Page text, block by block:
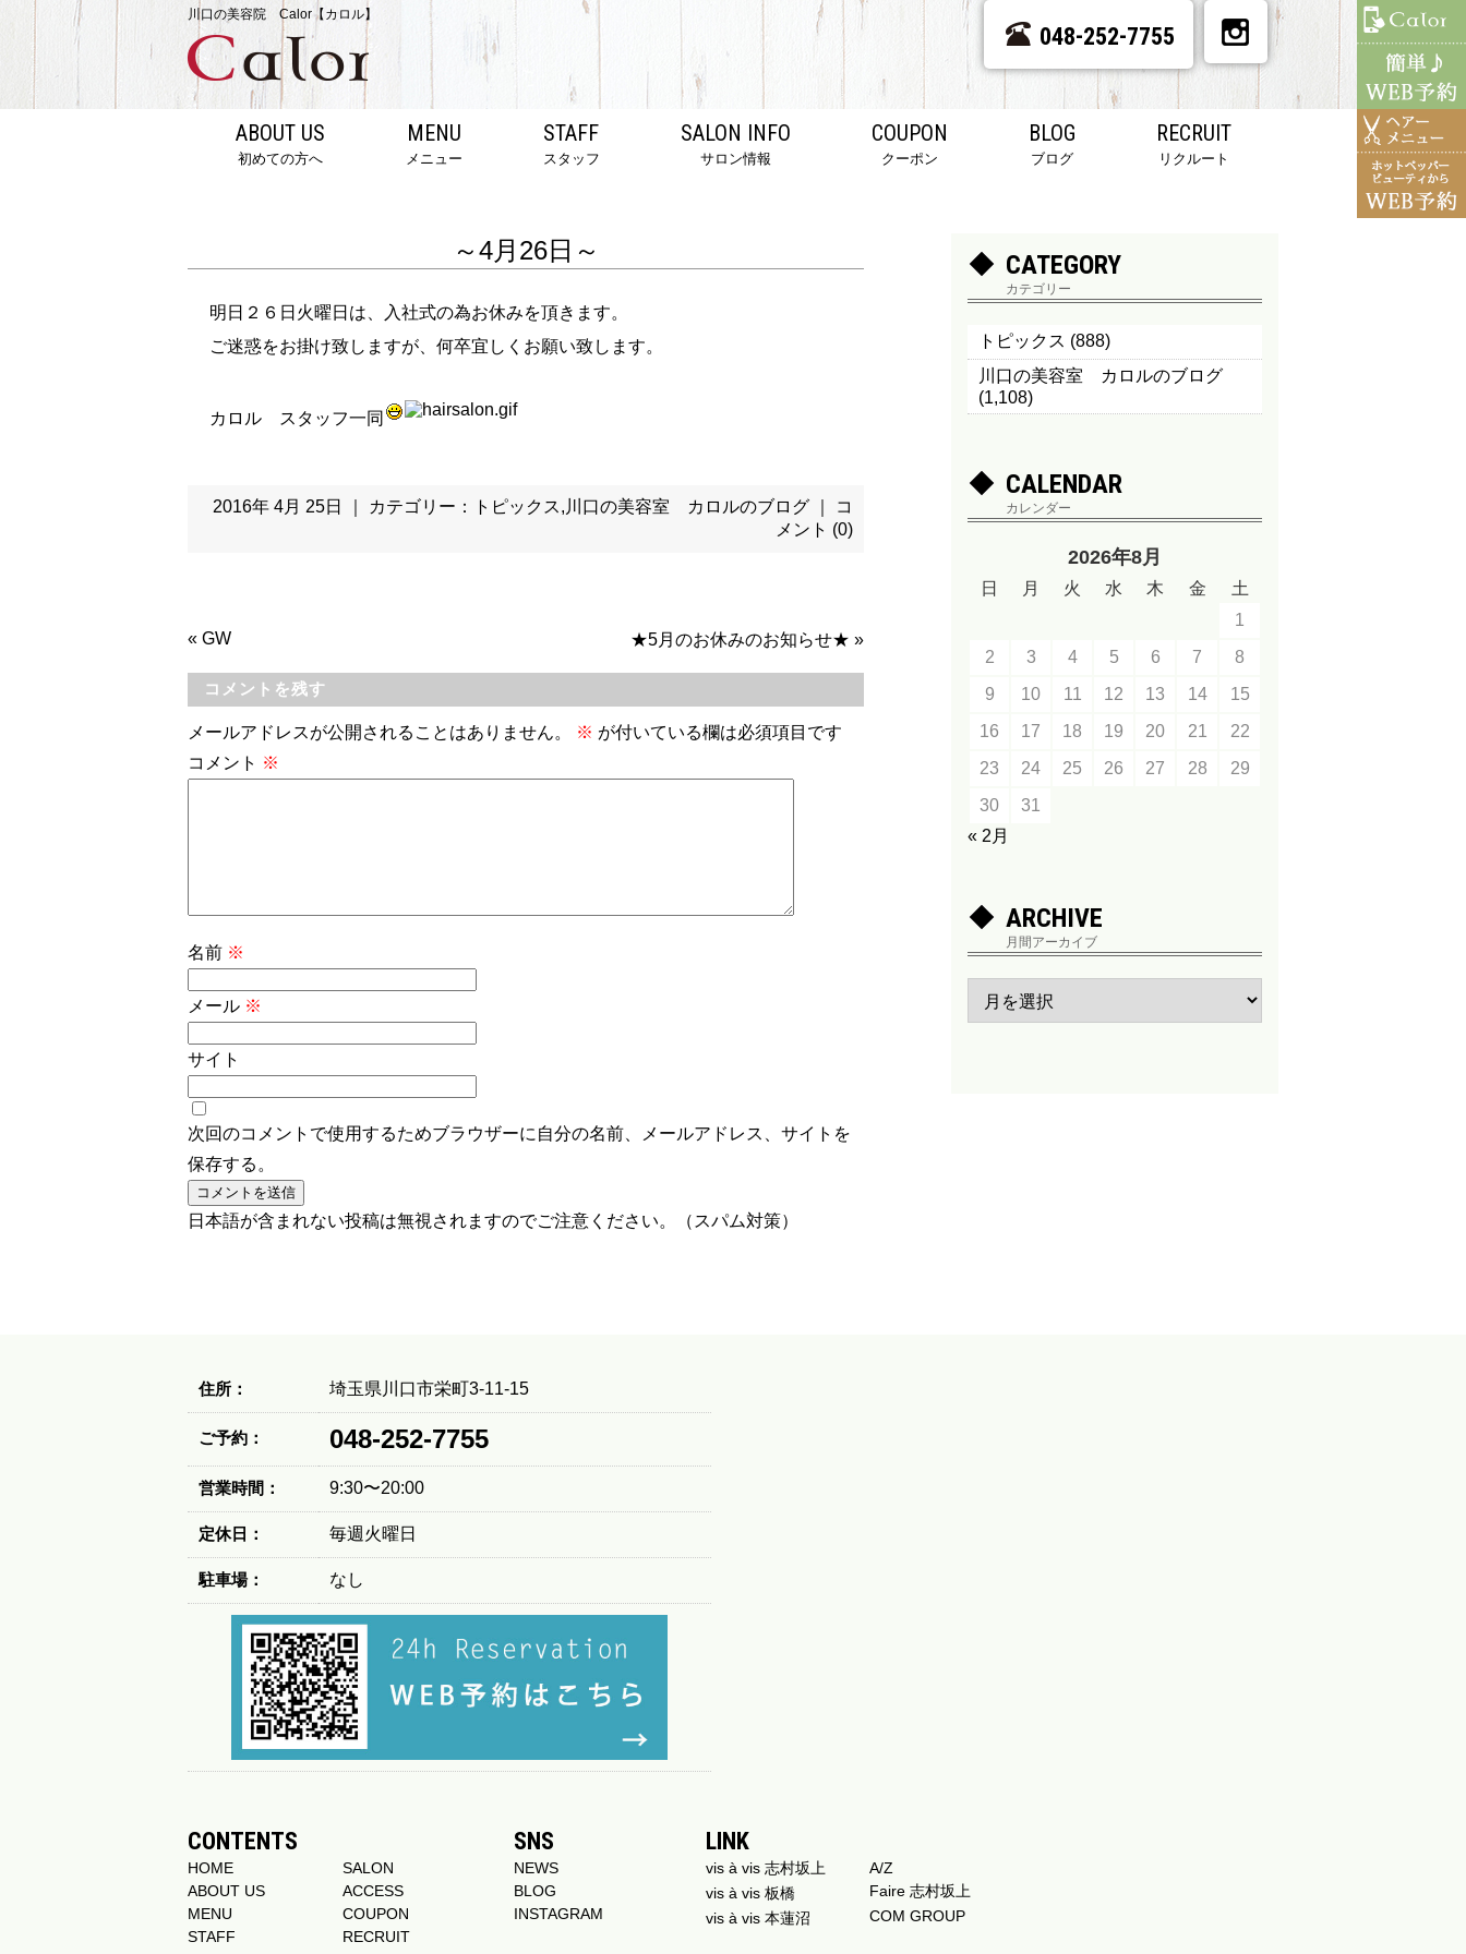
川口の美容院 Calor【カロル】
048-252-7755
ABOUT US
初めての方へ
MENU
メニュー
STAFF
スタッフ
SALON INFO
サロン情報
COUPON
クーポン
BLOG
ブログ
RECRUIT
リクルート
～4月26日～
明日２６日火曜日は、入社式の為お休みを頂きます。
ご迷惑をお掛け致しますが、何卒宜しくお願い致します。
カロル スタッフ一同
2016年 4月 25日 ｜ カテゴリー： トピックス, 川口の美容室 カロルのブログ
コ
メント (0)
« GW ★5月のお休みのお知らせ★ »
コメントを残す
メールアドレスが公開されることはありません。 ※ が付いている欄は必須項目です
コメント ※
名前 ※
メール ※
サイト
次回のコメントで使用するためブラウザーに自分の名前、メールアドレス、サイトを
保存する。
日本語が含まれない投稿は無視されますのでご注意ください。（スパム対策）
CATEGORY
カテゴリー
トピックス (888)
川口の美容室 カロルのブログ
(1,108)
CALENDAR
カレンダー
2026年8月
日 月 火 水 木 金
土
1
2
3 4 5 6 7
8
9
10 11 12 13 14
15
16
17 18 19 20 21
22
23
24 25 26 27 28
29
30
31
« 2月
ARCHIVE
月間アーカイブ
住所： 埼玉県川口市栄町3-11-15
ご予約： 048-252-7755
営業時間： 9:30〜20:00
定休日： 毎週火曜日
駐車場： なし
CONTENTS
HOME
ABOUT US
MENU
STAFF
SALON
ACCESS
COUPON
RECRUIT
SNS
NEWS
BLOG
INSTAGRAM
LINK
vis à vis 志村坂上
vis à vis 板橋
vis à vis 本蓮沼
A/Z
Faire 志村坂上
COM GROUP